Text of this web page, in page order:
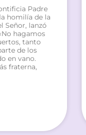
Padre
homilía de la
Señor, lanzó
hagamos
tanto
de los
en vano.
fraterna,